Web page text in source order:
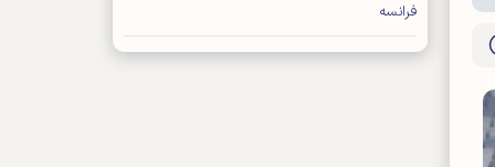
فرانسه
تصمیم سخت